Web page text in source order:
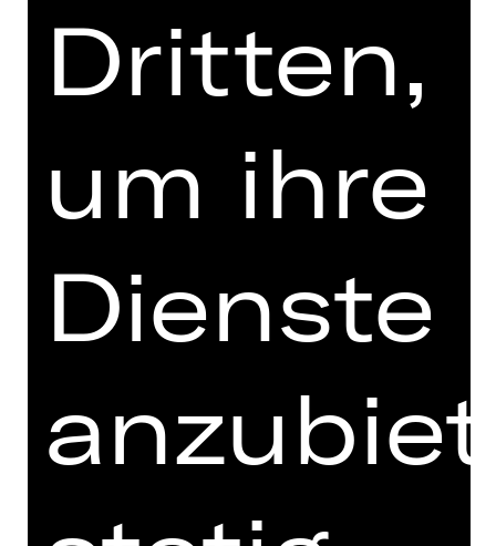
COSA NOSTRA
Vorstellung
Sa, 05.12.2026, 19.00 Uhr
SCHAUSPIEL
Dritten,
um ihre
Dienste